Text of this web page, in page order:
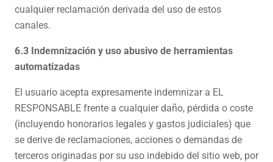
cualquier reclamación derivada del uso de estos
canales.
6.3 Indemnización y uso abusivo de herramientas
automatizadas
El usuario acepta expresamente indemnizar a EL
RESPONSABLE frente a cualquier daño, pérdida o coste
(incluyendo honorarios legales y gastos judiciales) que
se derive de reclamaciones, acciones o demandas de
terceros originadas por su uso indebido del sitio web, por